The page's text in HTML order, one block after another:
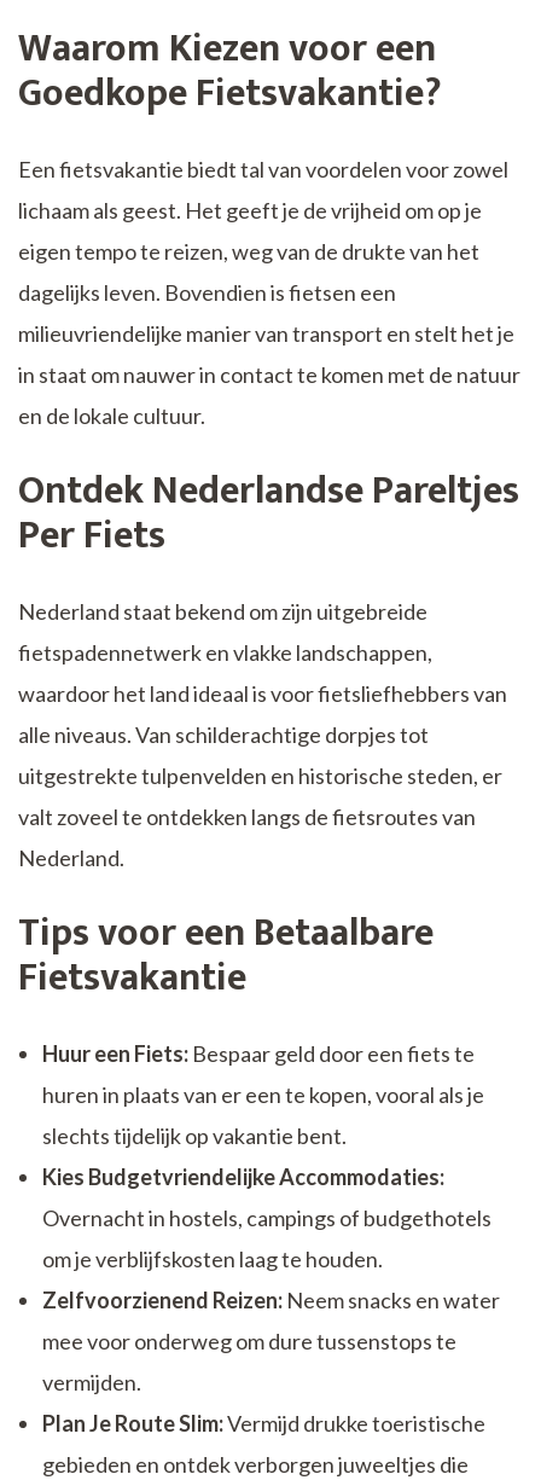
Waarom Kiezen voor een
Goedkope Fietsvakantie?
Een fietsvakantie biedt tal van voordelen voor zowel
lichaam als geest. Het geeft je de vrijheid om op je
eigen tempo te reizen, weg van de drukte van het
dagelijks leven. Bovendien is fietsen een
milieuvriendelijke manier van transport en stelt het je
in staat om nauwer in contact te komen met de natuur
en de lokale cultuur.
Ontdek Nederlandse Pareltjes
Per Fiets
Nederland staat bekend om zijn uitgebreide
fietspadennetwerk en vlakke landschappen,
waardoor het land ideaal is voor fietsliefhebbers van
alle niveaus. Van schilderachtige dorpjes tot
uitgestrekte tulpenvelden en historische steden, er
valt zoveel te ontdekken langs de fietsroutes van
Nederland.
Tips voor een Betaalbare
Fietsvakantie
Huur een Fiets: Bespaar geld door een fiets te
huren in plaats van er een te kopen, vooral als je
slechts tijdelijk op vakantie bent.
Kies Budgetvriendelijke Accommodaties:
Overnacht in hostels, campings of budgethotels
om je verblijfskosten laag te houden.
Zelfvoorzienend Reizen: Neem snacks en water
mee voor onderweg om dure tussenstops te
vermijden.
Plan Je Route Slim:Vermijd drukke toeristische
gebieden en ontdek verborgen juweeltjes die